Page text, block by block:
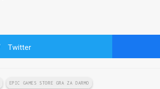
Twitter
EPIC GAMES STORE GRA ZA DARMO